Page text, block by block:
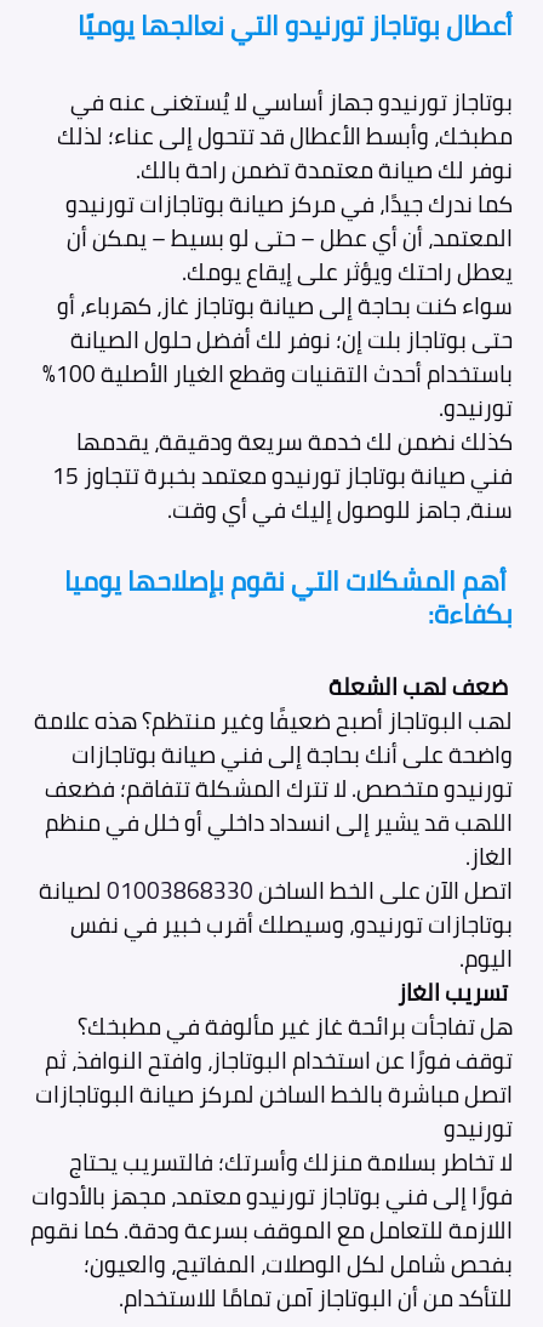
أعطال بوتاجاز تورنيدو التي نعالجها يوميًا
بوتاجاز تورنيدو جهاز أساسي لا يُستغنى عنه في
مطبخك، وأبسط الأعطال قد تتحول إلى عناء؛ لذلك
نوفر لك صيانة معتمدة تضمن راحة بالك.
كما ندرك جيدًا، في مركز صيانة بوتاجازات تورنيدو
المعتمد، أن أي عطل – حتى لو بسيط – يمكن أن
يعطل راحتك ويؤثر على إيقاع يومك.
سواء كنت بحاجة إلى صيانة بوتاجاز غاز، كهرباء، أو
حتى بوتاجاز بلت إن؛ نوفر لك أفضل حلول الصيانة
باستخدام أحدث التقنيات وقطع الغيار الأصلية 100%
تورنيدو.
كذلك نضمن لك خدمة سريعة ودقيقة، يقدمها
فني صيانة بوتاجاز تورنيدو معتمد بخبرة تتجاوز 15
سنة، جاهز للوصول إليك في أي وقت.
أهم المشكلات التي نقوم بإصلاحها يوميا
بكفاءة:
ضعف لهب الشعلة
لهب البوتاجاز أصبح ضعيفًا وغير منتظم؟ هذه علامة
واضحة على أنك بحاجة إلى فني صيانة بوتاجازات
تورنيدو متخصص. لا تترك المشكلة تتفاقم؛ فضعف
اللهب قد يشير إلى انسداد داخلي أو خلل في منظم
الغاز.
اتصل الآن على الخط الساخن01003868330لصيانة
بوتاجازات تورنيدو، وسيصلك أقرب خبير في نفس
اليوم.
تسريب الغاز
هل تفاجأت برائحة غاز غير مألوفة في مطبخك؟
توقف فورًا عن استخدام البوتاجاز، وافتح النوافذ، ثم
اتصل مباشرة بالخط الساخن لمركز صيانة البوتاجازات
تورنيدو
لا تخاطر بسلامة منزلك وأسرتك؛ فالتسريب يحتاج
فورًا إلى فني بوتاجاز تورنيدو معتمد، مجهز بالأدوات
اللازمة للتعامل مع الموقف بسرعة ودقة. كما نقوم
بفحص شامل لكل الوصلات، المفاتيح، والعيون؛
للتأكد من أن البوتاجاز آمن تمامًا للاستخدام.